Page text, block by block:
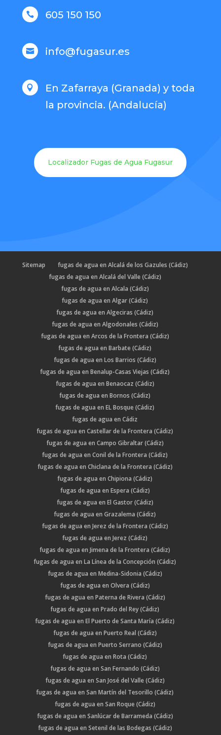
 605 150 150
 info@fugasur.es

En Zafarraya (Granada) y toda
la provincia. (Andalucía)
Localizador Fugas de Agua Fugasur
Sitemap
fugas de agua en Alcalá de los Gazules (Cádiz)
fugas de agua en Alcalá del Valle (Cádiz)
fugas de agua en Alcala (Cádiz)
fugas de agua en Algar (Cádiz)
fugas de agua en Algeciras (Cádiz)
fugas de agua en Algodonales (Cádiz)
fugas de agua en Arcos de la Frontera (Cádiz)
fugas de agua en Barbate (Cádiz)
fugas de agua en Los Barrios (Cádiz)
fugas de agua en Benalup-Casas Viejas (Cádiz)
fugas de agua en Benaocaz (Cádiz)
fugas de agua en Bornos (Cádiz)
fugas de agua en EL Bosque (Cádiz)
fugas de agua en Cádiz
fugas de agua en Castellar de la Frontera (Cádiz)
fugas de agua en Campo Gibraltar (Cádiz)
fugas de agua en Conil de la Frontera (Cádiz)
fugas de agua en Chiclana de la Frontera (Cádiz)
fugas de agua en Chipiona (Cádiz)
fugas de agua en Espera (Cádiz)
fugas de agua en El Gastor (Cádiz)
fugas de agua en Grazalema (Cádiz)
fugas de agua en Jerez de la Frontera (Cádiz)
fugas de agua en Jerez (Cádiz)
fugas de agua en Jimena de la Frontera (Cádiz)
fugas de agua en La Línea de la Concepción (Cádiz)
fugas de agua en Medina-Sidonia (Cádiz)
fugas de agua en Olvera (Cádiz)
fugas de agua en Paterna de Rivera (Cádiz)
fugas de agua en Prado del Rey (Cádiz)
fugas de agua en El Puerto de Santa María (Cádiz)
fugas de agua en Puerto Real (Cádiz)
fugas de agua en Puerto Serrano (Cádiz)
fugas de agua en Rota (Cádiz)
fugas de agua en San Fernando (Cádiz)
fugas de agua en San José del Valle (Cádiz)
fugas de agua en San Martín del Tesorillo (Cádiz)
fugas de agua en San Roque (Cádiz)
fugas de agua en Sanlúcar de Barrameda (Cádiz)
fugas de agua en Setenil de las Bodegas (Cádiz)